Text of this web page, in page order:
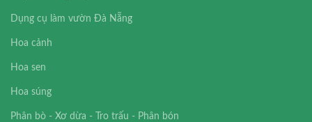
Dụng cụ làm vườn Đà Nẵng
Hoa cảnh
Hoa sen
Hoa súng
Phân bò - Xơ dừa - Tro trấu - Phân bón